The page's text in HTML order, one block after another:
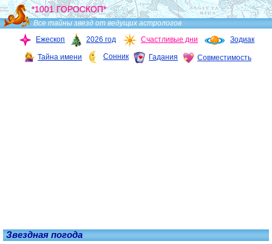
*1001 ГОРОСКОП*
Все тайны звезд от ведущих астрологов
Ежескоп
2026 год Счастливые дни Зодиак
Тайна имени Сонник Гадания Совместимость
Звездная погода